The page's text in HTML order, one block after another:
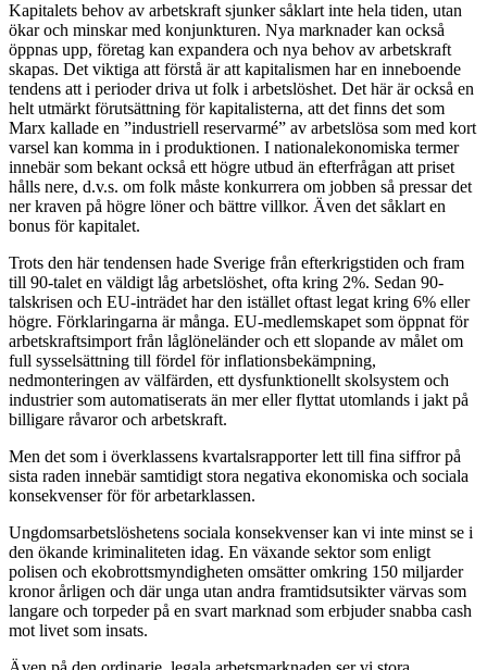
Kapitalets behov av arbetskraft sjunker såklart inte hela tiden, utan
ökar och minskar med konjunkturen. Nya marknader kan också
öppnas upp, företag kan expandera och nya behov av arbetskraft
skapas. Det viktiga att förstå är att kapitalismen har en inneboende
tendens att i perioder driva ut folk i arbetslöshet. Det här är också en
helt utmärkt förutsättning för kapitalisterna, att det finns det som
Marx kallade en ”industriell reservarmé” av arbetslösa som med kort
varsel kan komma in i produktionen. I nationalekonomiska termer
innebär som bekant också ett högre utbud än efterfrågan att priset
hålls nere, d.v.s. om folk måste konkurrera om jobben så pressar det
ner kraven på högre löner och bättre villkor. Även det såklart en
bonus för kapitalet.
Trots den här tendensen hade Sverige från efterkrigstiden och fram
till 90-talet en väldigt låg arbetslöshet, ofta kring 2%. Sedan 90-
talskrisen och EU-inträdet har den istället oftast legat kring 6% eller
högre. Förklaringarna är många. EU-medlemskapet som öppnat för
arbetskraftsimport från låglöneländer och ett slopande av målet om
full sysselsättning till fördel för inflationsbekämpning,
nedmonteringen av välfärden, ett dysfunktionellt skolsystem och
industrier som automatiserats än mer eller flyttat utomlands i jakt på
billigare råvaror och arbetskraft.
Men det som i överklassens kvartalsrapporter lett till fina siffror på
sista raden innebär samtidigt stora negativa ekonomiska och sociala
konsekvenser för för arbetarklassen.
Ungdomsarbetslöshetens sociala konsekvenser kan vi inte minst se i
den ökande kriminaliteten idag. En växande sektor som enligt
polisen och ekobrottsmyndigheten omsätter omkring 150 miljarder
kronor årligen och därunga utan andra framtidsutsikter värvas som
langare och torpeder på en svart marknad som erbjuder snabba cash
mot livet som insats.